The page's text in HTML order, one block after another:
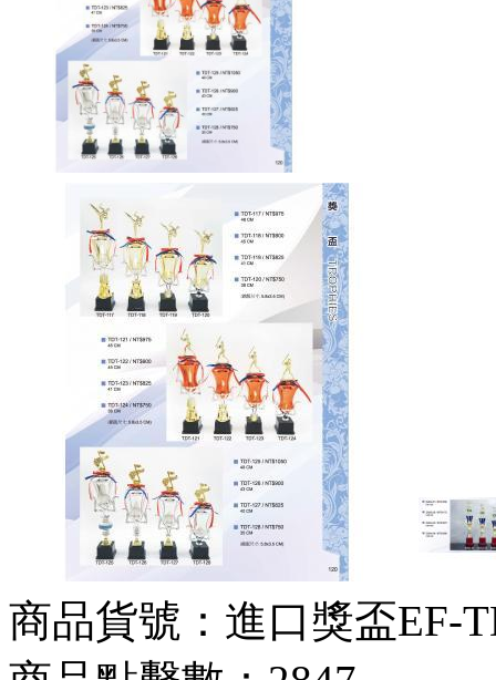
商品貨號：進口獎盃EF-